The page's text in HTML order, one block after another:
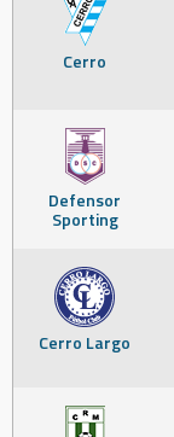
Cerro
Defensor
Sporting
Cerro Largo